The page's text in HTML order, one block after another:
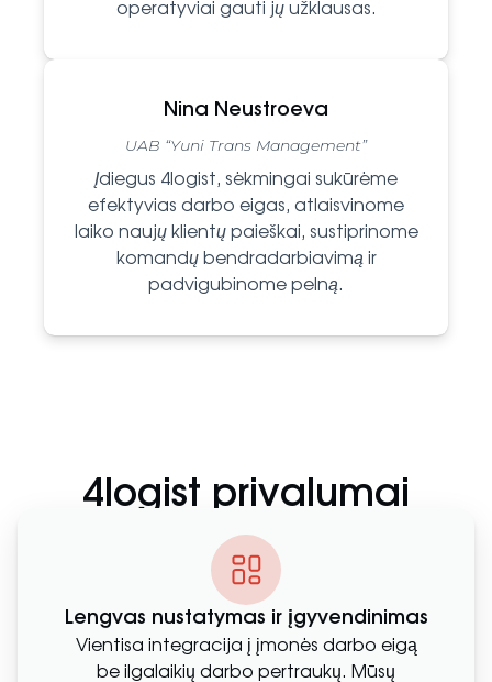
operatyviai gauti jų užklausas.
Nina Neustroeva
UAB “Yuni Trans Management”
Įdiegus 4logist, sėkmingai sukūrėme
efektyvias darbo eigas, atlaisvinome
laiko naujų klientų paieškai, sustiprinome
komandų bendradarbiavimą ir
padvigubinome pelną.
4logist privalumai
Lengvas nustatymas ir įgyvendinimas
Vientisa integracija į įmonės darbo eigą
be ilgalaikių darbo pertraukų. Mūsų